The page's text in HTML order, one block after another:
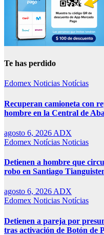
Te has perdido
Edomex Noticias Notícias
Recuperan camioneta con
hombre en la Central de
agosto 6, 2026 ADX
Edomex Notícias Noticias
Detienen a hombre que
robo en Santiago
agosto 6, 2026 ADX
Edomex Noticias Notícias
Detienen a pareja por
tras activación de Botón de